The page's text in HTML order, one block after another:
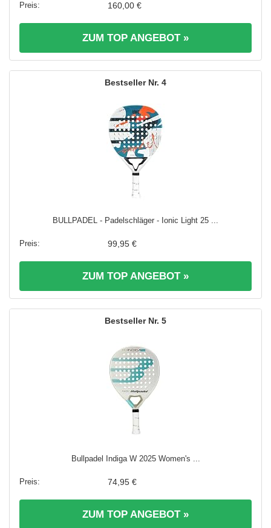
160,00 €
ZUM TOP ANGEBOT »
4
BULLPADEL - Padelschläger - Ionic Light 25 ...
99,95 €
ZUM TOP ANGEBOT »
5
Bullpadel Indiga W 2025 Women's ...
74,95 €
ZUM TOP ANGEBOT »